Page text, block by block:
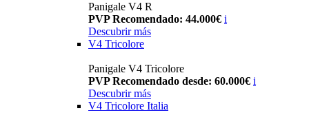
Panigale V4 R
PVP Recomendado: 44.000€ i
Descubrir más
V4 Tricolore
Panigale V4 Tricolore
PVP Recomendado desde: 60.000€ i
Descubrir más
V4 Tricolore Italia